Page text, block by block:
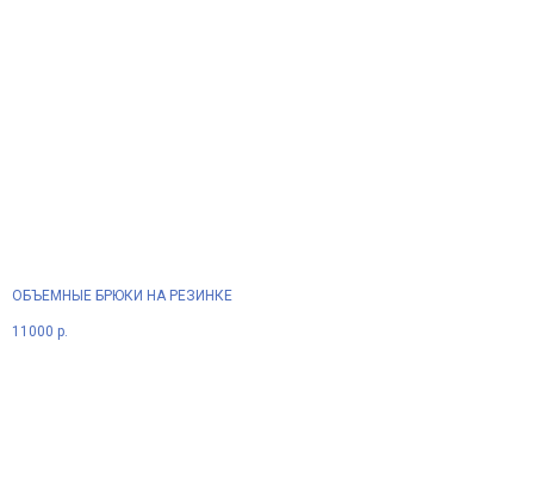
ОБЪЕМНЫЕ БРЮКИ НА РЕЗИНКЕ
11000 р.